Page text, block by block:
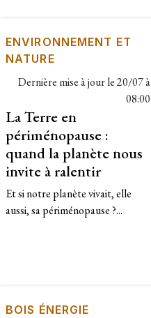
ENVIRONNEMENT ET
NATURE
Dernière mise à jour le20/07 à
08:00
La Terre en
périménopause :
quand la planète nous
invite à ralentir
Et si notre planète vivait, elle
aussi, sa périménopause ?...
BOIS ÉNERGIE